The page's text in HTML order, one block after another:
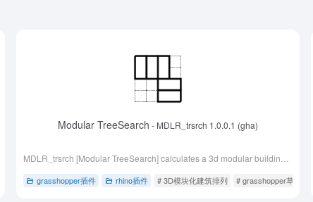
Modular TreeSearch - MDLR_trsrch 1.0.0.1 (gha)
grasshopper插件 rhino插件 # 3D模块化建筑排列 # grasshopper草蜢插件